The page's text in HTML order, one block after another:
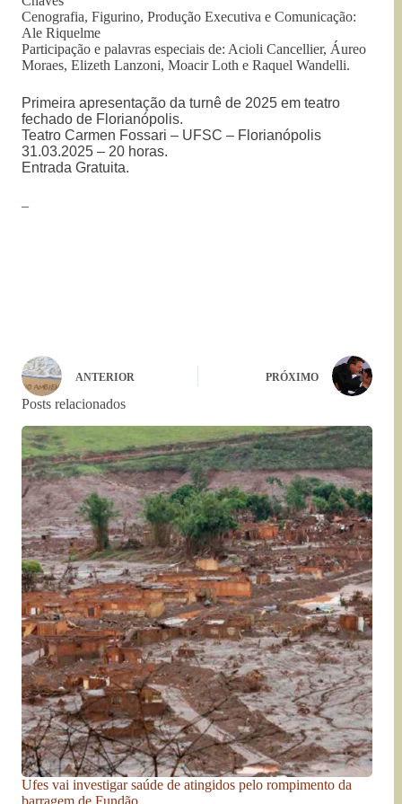
Cenografia, Figurino, Produção Executiva e Comunicação:
Ale Riquelme
Participação e palavras especiais de: Acioli Cancellier, Áureo
Moraes, Elizeth Lanzoni, Moacir Loth e Raquel Wandelli.
Primeira apresentação da turnê de 2025 em teatro
fechado de Florianópolis.
Teatro Carmen Fossari – UFSC – Florianópolis
31.03.2025 – 20 horas.
Entrada Gratuita.
–
ANTERIOR PRÓXIMO
Posts relacionados
Ufes vai investigar saúde de atingidos pelo rompimento da
barragem de Fundão